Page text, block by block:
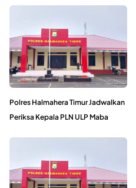
Polres Halmahera Timur Jadwalkan
Periksa Kepala PLN ULP Maba